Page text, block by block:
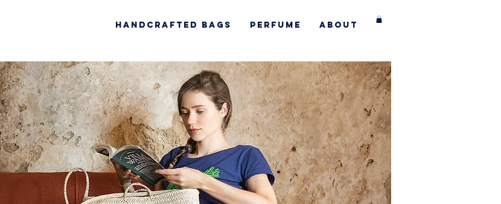
Handcrafted Bags Perfume About